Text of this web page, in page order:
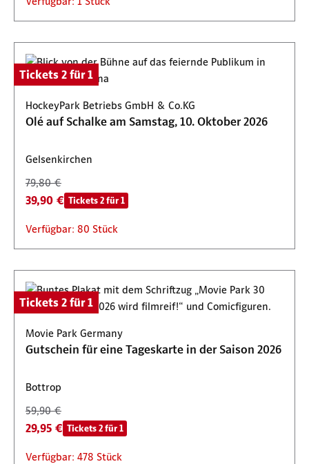
Tickets 2 für 1
HockeyPark Betriebs GmbH & Co.KG
Olé auf Schalke am Samstag, 10. Oktober 2026
Gelsenkirchen
79,80 €
39,90 € Tickets 2 für 1
Verfügbar: 80 Stück
Tickets 2 für 1
Movie Park Germany
Gutschein für eine Tageskarte in der Saison 2026
Bottrop
59,90 €
29,95 € Tickets 2 für 1
Verfügbar: 478 Stück